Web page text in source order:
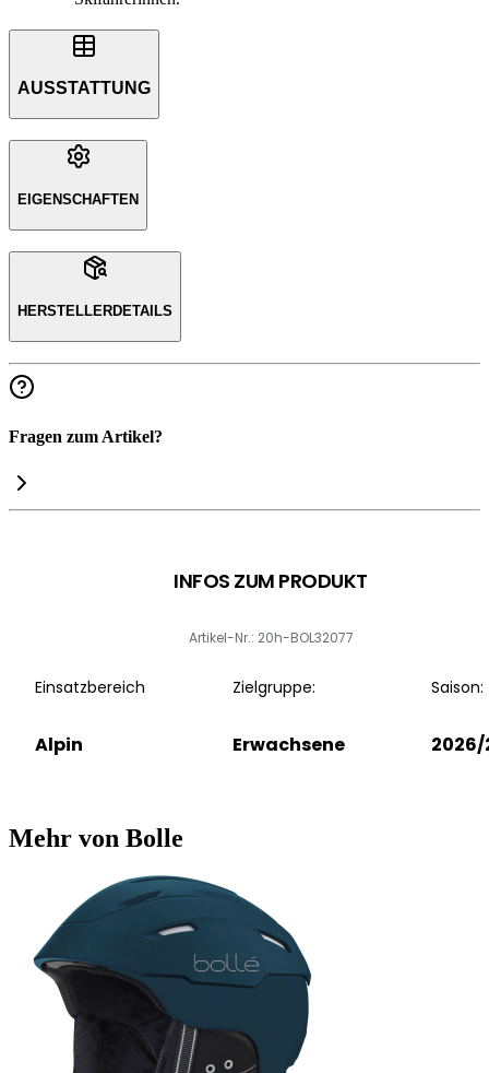
AUSSTATTUNG
EIGENSCHAFTEN
HERSTELLERDETAILS
Fragen zum Artikel?
INFOS ZUM PRODUKT
Artikel-Nr.: 20h-BOL32077
Einsatzbereich
Alpin
Zielgruppe:
Erwachsene
Saison:
2026/
Mehr von Bolle